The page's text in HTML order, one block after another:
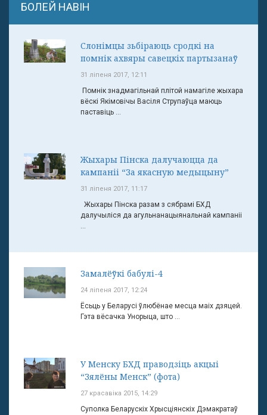
БОЛЕЙ НАВІН
Слонімцы зьбіраюць сродкі на
помнік ахвяры савецкіх партызанаў
31 ліпеня 2017, 12:11
Помнік знадмагільнай плітой намагіле жыхара
вёскі Якімовічы Васіля Струпаўца маюць
паставіць ...
Жыхары Пінска далучаюцца да
кампаніі “За якасную медыцыну”
31 ліпеня 2017, 11:17
Жыхары Пінска разам з сябрамі БХД
далучыліся да агульнанацыянальнай кампаніі
...
Замалёўкі бабулі-4
24 ліпеня 2017, 12:24
Ёсьць у Беларусі ўлюбёнае месца маіх дзяцей.
Гэта вёсачка Унорыца, што ...
У Менску БХД праводзіць акцыі
“Зялёны Менск” (фота)
27 красавіка 2015, 14:29
Суполка Беларускіх Хрысціянскіх Дэмакратаў